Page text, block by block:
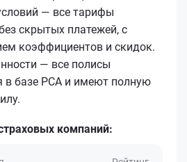
— все тарифы
скрытых платежей, с
коэффициентов и скидок.
— все полисы
в базе РСА и имеют полную
компаний: